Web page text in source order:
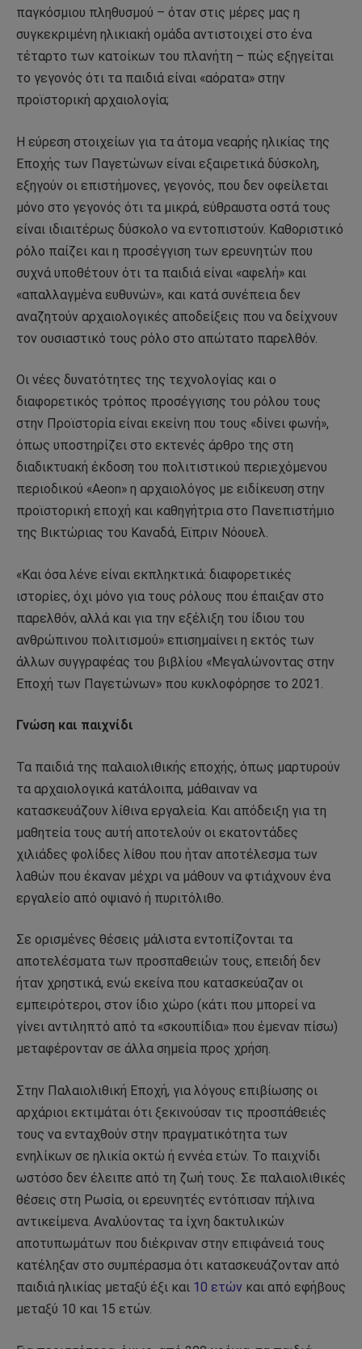
παγκόσμιου πληθυσμού – όταν στις μέρες μας η
συγκεκριμένη ηλικιακή ομάδα αντιστοιχεί στο ένα
τέταρτο των κατοίκων του πλανήτη – πώς εξηγείται
το γεγονός ότι τα παιδιά είναι «αόρατα» στην
προϊστορική αρχαιολογία;
Η εύρεση στοιχείων για τα άτομα νεαρής ηλικίας της
Εποχής των Παγετώνων είναι εξαιρετικά δύσκολη,
εξηγούν οι επιστήμονες, γεγονός, που δεν οφείλεται
μόνο στο γεγονός ότι τα μικρά, εύθραυστα οστά τους
είναι ιδιαιτέρως δύσκολο να εντοπιστούν. Καθοριστικό
ρόλο παίζει και η προσέγγιση των ερευνητών που
συχνά υποθέτουν ότι τα παιδιά είναι «αφελή» και
«απαλλαγμένα ευθυνών», και κατά συνέπεια δεν
αναζητούν αρχαιολογικές αποδείξεις που να δείχνουν
τον ουσιαστικό τους ρόλο στο απώτατο παρελθόν.
Οι νέες δυνατότητες της τεχνολογίας και ο
διαφορετικός τρόπος προσέγγισης του ρόλου τους
στην Προϊστορία είναι εκείνη που τους «δίνει φωνή»,
όπως υποστηρίζει στο εκτενές άρθρο της στη
διαδικτυακή έκδοση του πολιτιστικού περιεχόμενου
περιοδικού «Aeon» η αρχαιολόγος με ειδίκευση στην
προϊστορική εποχή και καθηγήτρια στο Πανεπιστήμιο
της Βικτώριας του Καναδά, Εϊπριν Νόουελ.
«Και όσα λένε είναι εκπληκτικά: διαφορετικές
ιστορίες, όχι μόνο για τους ρόλους που έπαιξαν στο
παρελθόν, αλλά και για την εξέλιξη του ίδιου του
ανθρώπινου πολιτισμού» επισημαίνει η εκτός των
άλλων συγγραφέας του βιβλίου «Μεγαλώνοντας στην
Εποχή των Παγετώνων» που κυκλοφόρησε το 2021.
Γνώση και παιχνίδι
Τα παιδιά της παλαιολιθικής εποχής, όπως μαρτυρούν
τα αρχαιολογικά κατάλοιπα, μάθαιναν να
κατασκευάζουν λίθινα εργαλεία. Και απόδειξη για τη
μαθητεία τους αυτή αποτελούν οι εκατοντάδες
χιλιάδες φολίδες λίθου που ήταν αποτέλεσμα των
λαθών που έκαναν μέχρι να μάθουν να φτιάχνουν ένα
εργαλείο από οψιανό ή πυριτόλιθο.
Σε ορισμένες θέσεις μάλιστα εντοπίζονται τα
αποτελέσματα των προσπαθειών τους, επειδή δεν
ήταν χρηστικά, ενώ εκείνα που κατασκεύαζαν οι
εμπειρότεροι, στον ίδιο χώρο (κάτι που μπορεί να
γίνει αντιληπτό από τα «σκουπίδια» που έμεναν πίσω)
μεταφέρονταν σε άλλα σημεία προς χρήση.
Στην Παλαιολιθική Εποχή, για λόγους επιβίωσης οι
αρχάριοι εκτιμάται ότι ξεκινούσαν τις προσπάθειές
τους να ενταχθούν στην πραγματικότητα των
ενηλίκων σε ηλικία οκτώ ή εννέα ετών. Το παιχνίδι
ωστόσο δεν έλειπε από τη ζωή τους. Σε παλαιολιθικές
θέσεις στη Ρωσία, οι ερευνητές εντόπισαν πήλινα
αντικείμενα. Αναλύοντας τα ίχνη δακτυλικών
αποτυπωμάτων που διέκριναν στην επιφάνειά τους
κατέληξαν στο συμπέρασμα ότι κατασκευάζονταν από
παιδιά ηλικίας μεταξύ έξι και 10 ετών και από εφήβους
μεταξύ 10 και 15 ετών.